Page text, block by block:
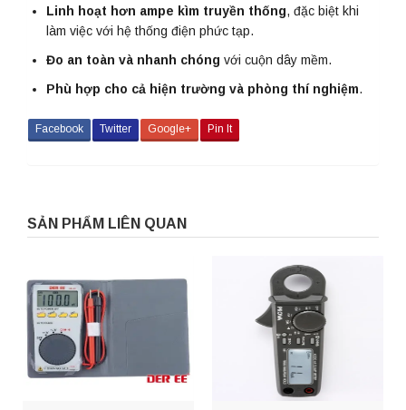
Linh hoạt hơn ampe kìm truyền thống, đặc biệt khi
làm việc với hệ thống điện phức tạp.
Đo an toàn và nhanh chóng với cuộn dây mềm.
Phù hợp cho cả hiện trường và phòng thí nghiệm.
Facebook Twitter Google+ Pin It
SẢN PHẨM LIÊN QUAN